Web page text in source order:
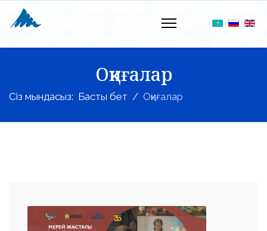
Оқиғалар
Сіз мындасыз: Басты бет Оқиғалар